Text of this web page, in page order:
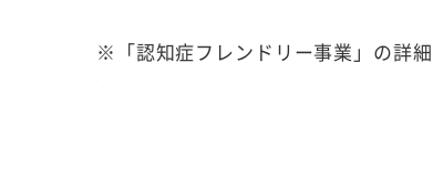
※「認知症フレンドリー事業」の詳